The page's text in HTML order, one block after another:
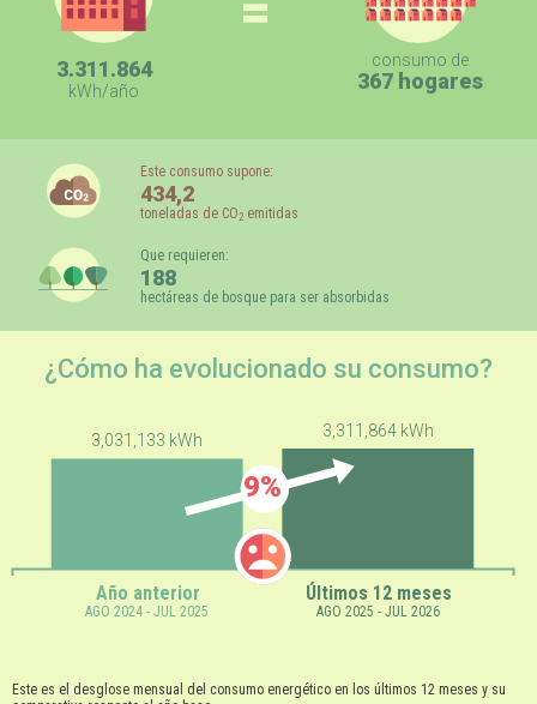
3.311.864
kWh/año
consumo de
367 hogares
Este consumo supone:
434,2
toneladas de CO2emitidas
Que requieren:
188
hectáreas de bosque para ser absorbidas
¿Cómo ha evolucionado su consumo?
Año anterior Últimos 12 meses
AGO 2024 - JUL 2025 AGO 2025 - JUL 2026
3,031,133 kWh
3,311,864 kWh
9%
Este es el desglose mensual del consumo energético en los últimos 12 meses y su